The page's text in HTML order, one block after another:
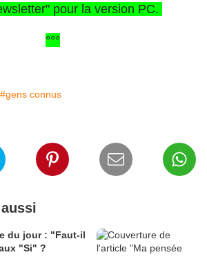
pour la version PC.
°°°
#gens connus
du jour : "Faut-il
"Si" ?